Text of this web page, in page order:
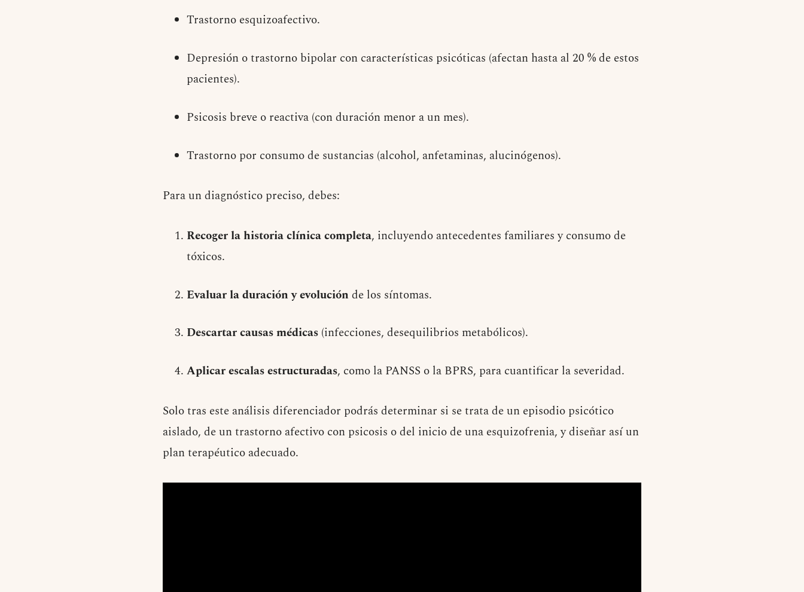
Trastorno esquizoafectivo.
Depresión o trastorno bipolar con características psicóticas (afectan hasta al 20 % de estos
pacientes).
Psicosis breve o reactiva (con duración menor a un mes).
Trastorno por consumo de sustancias (alcohol, anfetaminas, alucinógenos).
Para un diagnóstico preciso, debes:
Recoger la historia clínica completa, incluyendo antecedentes familiares y consumo de
tóxicos.
Evaluar la duración y evoluciónde los síntomas.
Descartar causas médicas (infecciones, desequilibrios metabólicos).
Aplicar escalas estructuradas, como la PANSS o la BPRS, para cuantificar la severidad.
Solo tras este análisis diferenciador podrás determinar si se trata de un episodio psicótico
aislado, de un trastorno afectivo con psicosis o del inicio de una esquizofrenia, y diseñar así un
plan terapéutico adecuado.